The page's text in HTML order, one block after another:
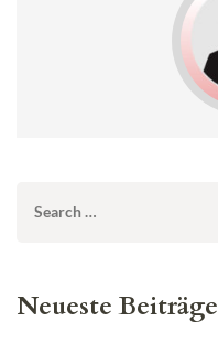
Search
Neueste Beiträge